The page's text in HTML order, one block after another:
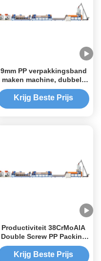
9mm PP verpakkingsband
maken machine, dubbele
schroef PP band
extruderingsmachine
Krijg Beste Prijs
Productiviteit 38CrMoAlA
Double Screw PP Packing
Strap Making Machine met
volledig automatische
Krijg Beste Prijs